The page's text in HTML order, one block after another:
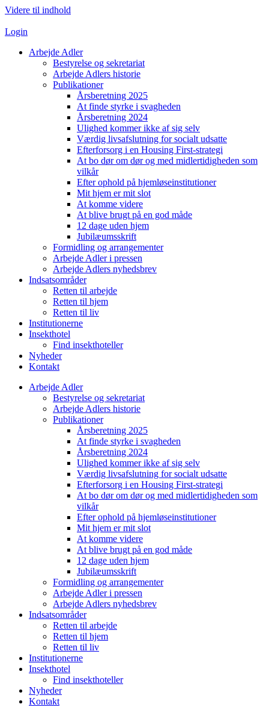
Videre til indhold
Login
Arbejde Adler
Bestyrelse og sekretariat
Arbejde Adlers historie
Publikationer
Årsberetning 2025
At finde styrke i svagheden
Årsberetning 2024
Ulighed kommer ikke af sig selv
Værdig livsafslutning for socialt udsatte
Efterforsorg i en Housing First-strategi
At bo dør om dør og med midlertidigheden som
vilkår
Efter ophold på hjemløseinstitutioner
Mit hjem er mit slot
At komme videre
At blive brugt på en god måde
12 dage uden hjem
Jubilæumsskrift
Formidling og arrangementer
Arbejde Adler i pressen
Arbejde Adlers nyhedsbrev
Indsatsområder
Retten til arbejde
Retten til hjem
Retten til liv
Institutionerne
Insekthotel
Find insekthoteller
Nyheder
Kontakt
Arbejde Adler
Bestyrelse og sekretariat
Arbejde Adlers historie
Publikationer
Årsberetning 2025
At finde styrke i svagheden
Årsberetning 2024
Ulighed kommer ikke af sig selv
Værdig livsafslutning for socialt udsatte
Efterforsorg i en Housing First-strategi
At bo dør om dør og med midlertidigheden som
vilkår
Efter ophold på hjemløseinstitutioner
Mit hjem er mit slot
At komme videre
At blive brugt på en god måde
12 dage uden hjem
Jubilæumsskrift
Formidling og arrangementer
Arbejde Adler i pressen
Arbejde Adlers nyhedsbrev
Indsatsområder
Retten til arbejde
Retten til hjem
Retten til liv
Institutionerne
Insekthotel
Find insekthoteller
Nyheder
Kontakt